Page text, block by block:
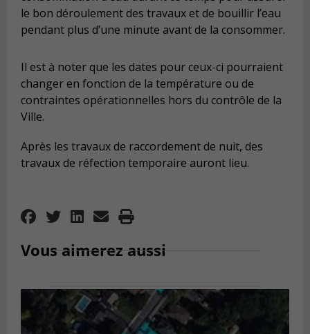
le bon déroulement des travaux et de bouillir l’eau
pendant plus d’une minute avant de la consommer.
Il est à noter que les dates pour ceux-ci pourraient
changer en fonction de la température ou de
contraintes opérationnelles hors du contrôle de la
Ville.
Après les travaux de raccordement de nuit, des
travaux de réfection temporaire auront lieu.
Vous aimerez aussi